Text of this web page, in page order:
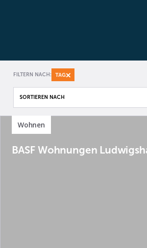
FILTERN NACH: TAG
SORTIEREN NACH
Wohnen
BASF Wohnungen